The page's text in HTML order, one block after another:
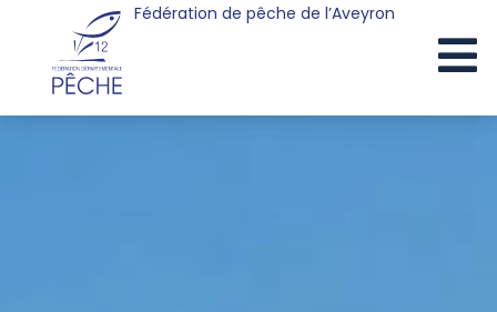
Fédération de pêche de l’Aveyron
Cookies management panel